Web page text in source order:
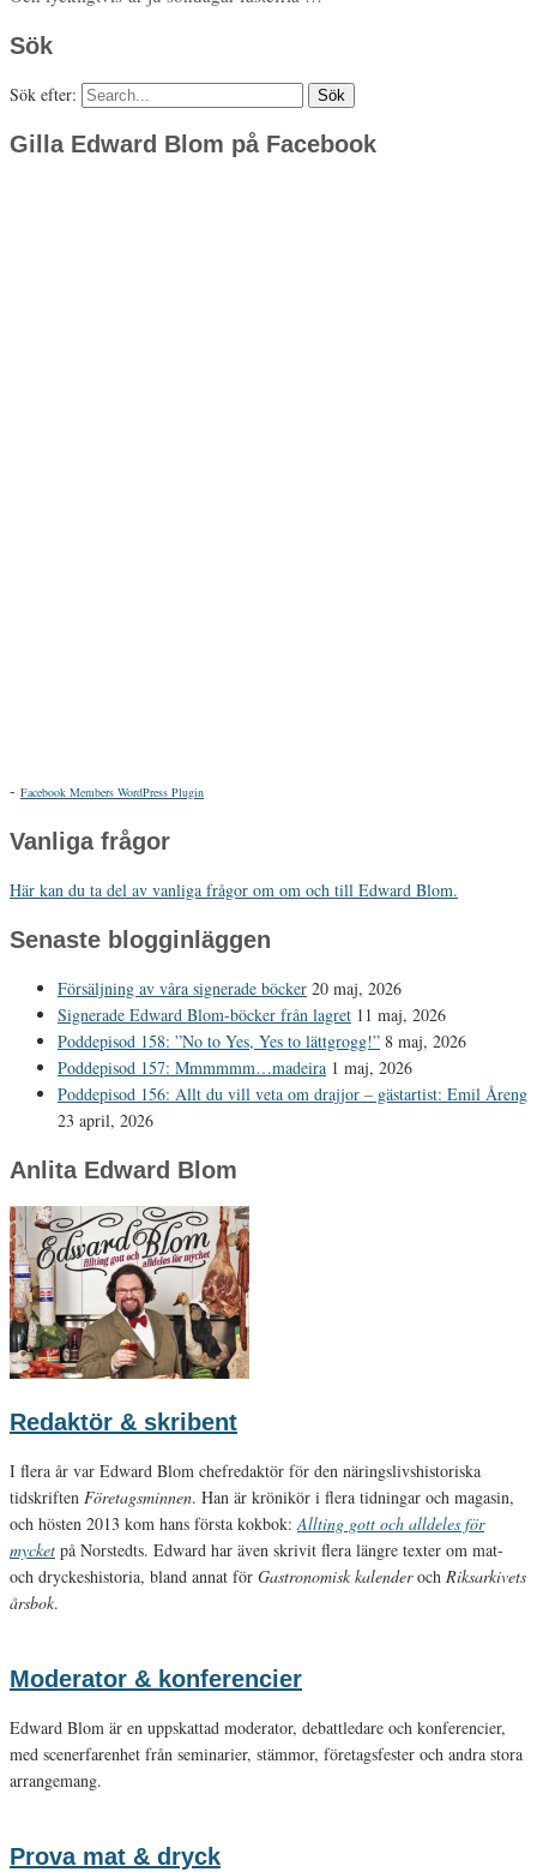
Sök
Sök efter:
Gilla Edward Blom på Facebook
- Facebook Members WordPress Plugin
Vanliga frågor
Här kan du ta del av vanliga frågor om om och till Edward Blom.
Senaste blogginläggen
Försäljning av våra signerade böcker 20 maj, 2026
Signerade Edward Blom-böcker från lagret 11 maj, 2026
Poddepisod 158: ”No to Yes, Yes to lättgrogg!” 8 maj, 2026
Poddepisod 157: Mmmmmm…madeira 1 maj, 2026
Poddepisod 156: Allt du vill veta om drajjor – gästartist: Emil Åreng
23 april, 2026
Anlita Edward Blom
Redaktör & skribent
I flera år var Edward Blom chefredaktör för den näringslivshistoriska
tidskriften Företagsminnen. Han är krönikör i flera tidningar och magasin,
och hösten 2013 kom hans första kokbok:Allting gott och alldeles för
mycket på Norstedts. Edward har även skrivit flera längre texter om mat-
och dryckeshistoria, bland annat för Gastronomisk kalenderoch Riksarkivets
årsbok.
Moderator & konferencier
Edward Blom är en uppskattad moderator, debattledare och konferencier,
med scenerfarenhet från seminarier, stämmor, företagsfester och andra stora
arrangemang.
Prova mat & dryck